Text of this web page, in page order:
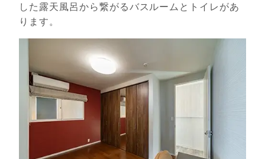
した露天風呂から繋がるバスルームとトイレがあ
ります。